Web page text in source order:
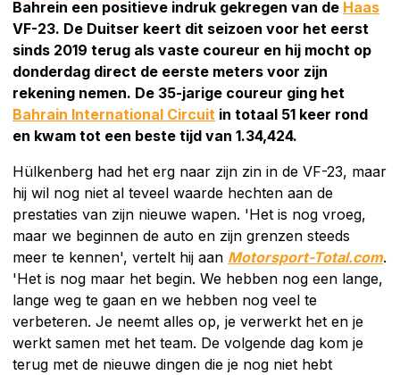
Bahrein een positieve indruk gekregen van de Haas
VF-23. De Duitser keert dit seizoen voor het eerst
sinds 2019 terug als vaste coureur en hij mocht op
donderdag direct de eerste meters voor zijn
rekening nemen. De 35-jarige coureur ging het
Bahrain International Circuit in totaal 51 keer rond
en kwam tot een beste tijd van 1.34,424.
Hülkenberg had het erg naar zijn zin in de VF-23, maar
hij wil nog niet al teveel waarde hechten aan de
prestaties van zijn nieuwe wapen. 'Het is nog vroeg,
maar we beginnen de auto en zijn grenzen steeds
meer te kennen', vertelt hij aan Motorsport-Total.com.
'Het is nog maar het begin. We hebben nog een lange,
lange weg te gaan en we hebben nog veel te
verbeteren. Je neemt alles op, je verwerkt het en je
werkt samen met het team. De volgende dag kom je
terug met de nieuwe dingen die je nog niet hebt